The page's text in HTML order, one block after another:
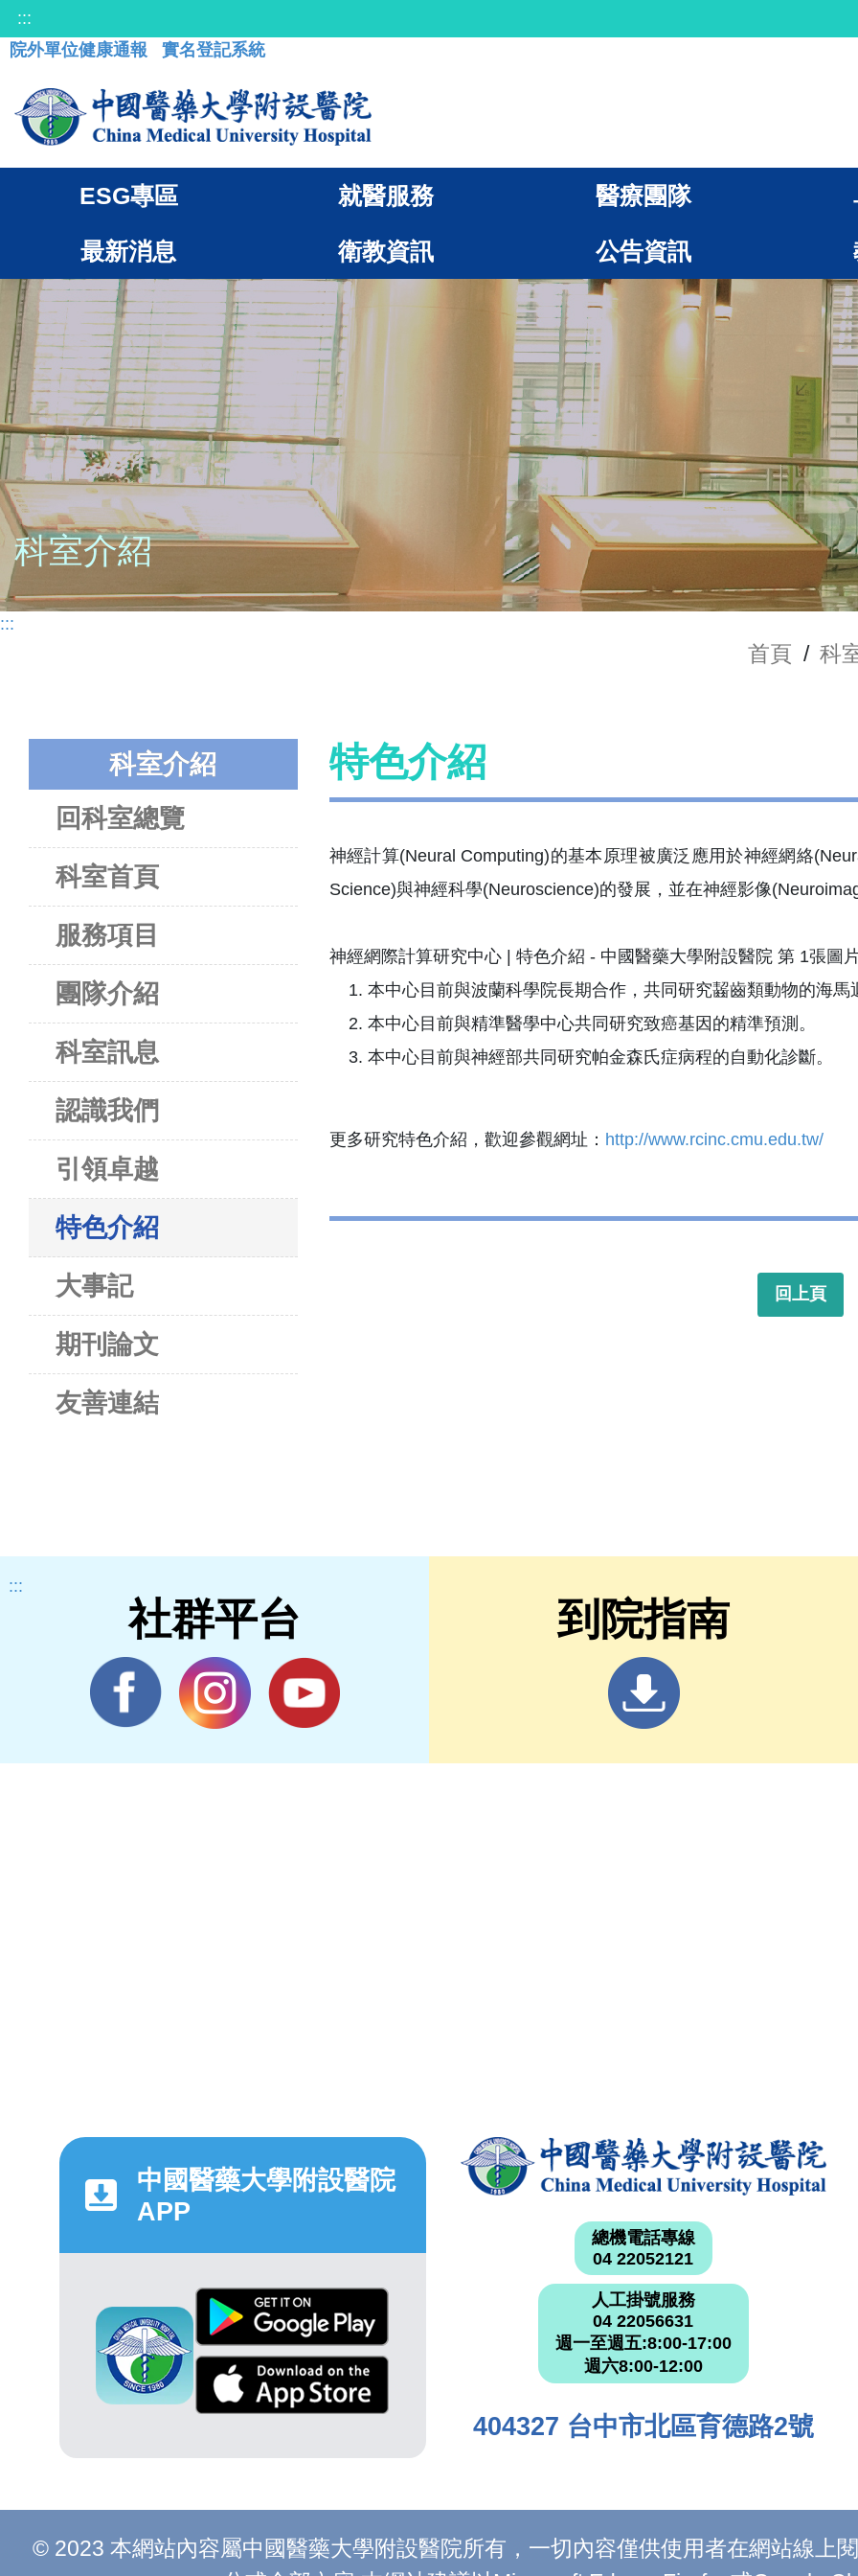
:::
院外單位健康通報
實名登記系統
ESG專區 就醫服務 醫療團隊
最新消息 衛教資訊 公告資訊
科室介紹
:::
首頁 / 科
科室介紹
回科室總覽
科室首頁
服務項目
團隊介紹
科室訊息
認識我們
引領卓越
特色介紹
大事記
期刊論文
友善連結
特色介紹
神經計算(Neural Computing)的基本原理被廣泛應用於神經網絡
Science)與神經科學(Neuroscience)的發展，並在神經影像
本中心目前與波蘭科學院長期合作，共同研究齧齒類動物的海
本中心目前與精準醫學中心共同研究致癌基因的精準預測。
本中心目前與神經部共同研究帕金森氏症病程的自動化診斷。
更多研究特色介紹，歡迎參觀網址： http://www.rcinc.cmu.edu.tw/
回上頁
:::
社群平台 到院指南
中國醫藥大學附設醫院
APP
總機電話專線
04 22052121
人工掛號服務
04 22056631
週一至週五:8:00-17:00
週六8:00-12:00
404327 台中市北區育德路2號
© 2023 本網站內容屬中國醫藥大學附設醫院所有，一切內容僅供使用者在網站線上